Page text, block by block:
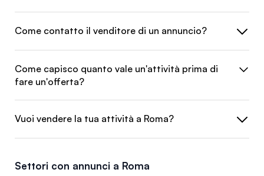
Come contatto il venditore di un annuncio?
Come capisco quanto vale un'attività prima di
fare un'offerta?
Vuoi vendere la tua attività a Roma?
Settori con annunci a Roma